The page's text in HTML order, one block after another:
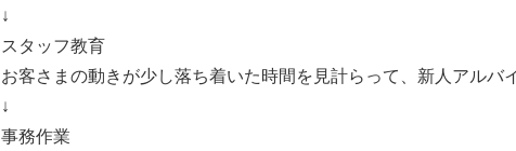
↓
スタッフ教育
お客さまの動きが少し落ち着いた時間を見計らって、新人アルバ
↓
事務作業